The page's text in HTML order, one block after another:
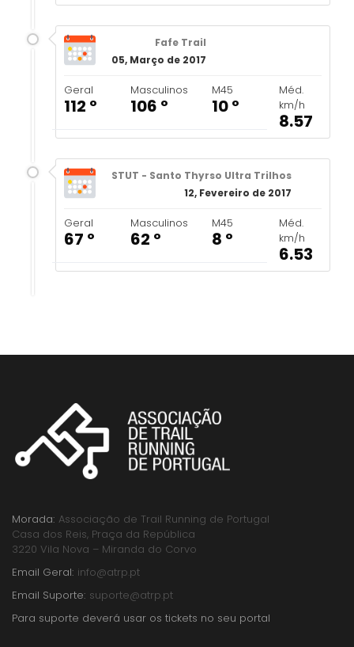
Fafe Trail
05, Março de 2017
Geral
112 º
Masculinos
106 º
M45
10 º
Méd.
km/h
8.57
STUT - Santo Thyrso Ultra Trilhos
12, Fevereiro de 2017
Geral
67 º
Masculinos
62 º
M45
8 º
Méd.
km/h
6.53
Morada: Associação de Trail Running de Portugal
Casa dos Reis, Praça da República
3220 Vila Nova – Miranda do Corvo
Email Geral: info@atrp.pt
Email Suporte: suporte@atrp.pt
Para suporte deverá usar os tickets no seu portal